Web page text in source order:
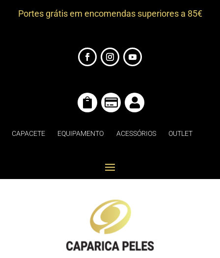
Portes grátis em encomendas superiores a 85€
  
CAPACETE EQUIPAMENTO ACESSÓRIOS OUTLET